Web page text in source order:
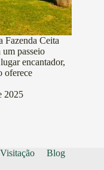
Fazenda Ceita
passeio
encantador,
oferece
2025
Visitação
Blog